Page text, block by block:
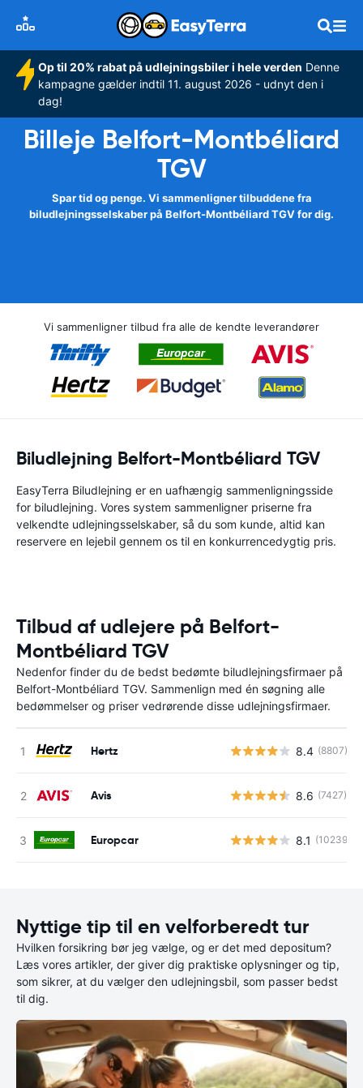
Op til 20% rabat på udlejningsbiler i hele verden Denne
kampagne gælder indtil 11. august 2026 - udnyt den i
dag!
Billeje Belfort-Montbéliard
TGV
Spar tid og penge. Vi sammenligner tilbuddene fra
biludlejningsselskaber på Belfort-Montbéliard TGV for dig.
Vi sammenligner tilbud fra alle de kendte leverandører
Biludlejning Belfort-Montbéliard TGV
EasyTerra Biludlejning er en uafhængig sammenligningsside
for biludlejning. Vores system sammenligner priserne fra
velkendte udlejningsselskaber, så du som kunde, altid kan
reservere en lejebil gennem os til en konkurrencedygtig pris.
Tilbud af udlejere på Belfort-
Montbéliard TGV
Nedenfor finder du de bedst bedømte biludlejningsfirmaer på
Belfort-Montbéliard TGV. Sammenlign med én søgning alle
bedømmelser og priser vedrørende disse udlejningsfirmaer.
Hertz 8.4 (8807)
Avis 8.6 (7427)
Europcar 8.1 (10239)
Nyttige tip til en velforberedt tur
Hvilken forsikring bør jeg vælge, og er det med depositum?
Læs vores artikler, der giver dig praktiske oplysninger og tip,
som sikrer, at du vælger den udlejningsbil, som passer bedst
til dig.